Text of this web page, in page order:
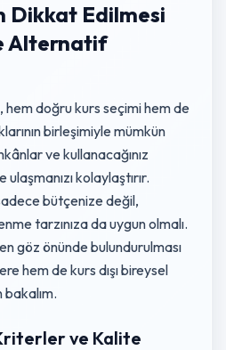
Dikkat Edilmesi
Alternatif
hem doğru kurs seçimi hem de
birleşimiyle mümkün
ve kullanacağınız
kolaylaştırır.
bütçenize değil,
tarzınıza da uygun olmalı.
göz önünde bulundurulması
hem de kurs dışı bireysel
ve Kalite